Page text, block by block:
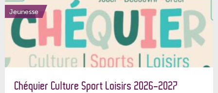
Jeunesse
Chéquier Culture Sport Loisirs 2026-2027